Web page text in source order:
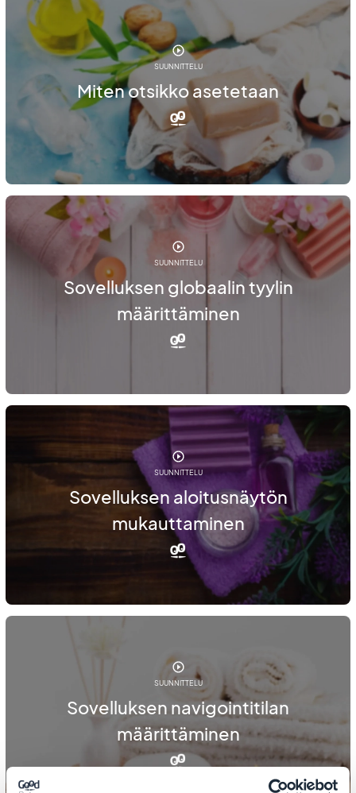
SUUNNITTELU
Miten otsikko asetetaan
SUUNNITTELU
Sovelluksen globaalin tyylin
määrittäminen
SUUNNITTELU
Sovelluksen aloitusnäytön
mukauttaminen
SUUNNITTELU
Sovelluksen navigointitilan
määrittäminen